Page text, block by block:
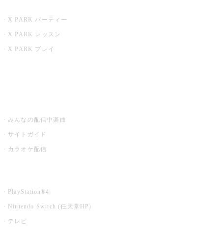
X PARK パーティー
X PARK レッスン
X PARK プレイ
みんなの配信中楽曲
サイトガイド
カラオケ配信
PlayStation®4
Nintendo Switch (任天堂HP)
テレビ